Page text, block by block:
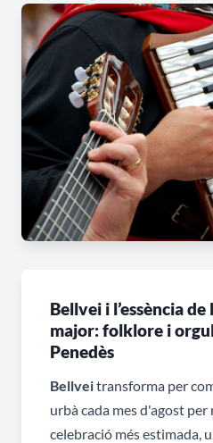
Bellvei i l’essència
major: folklore i
Penedès
Bellveitransforma per
urbà cada mes d'agost per
celebració més estimada,